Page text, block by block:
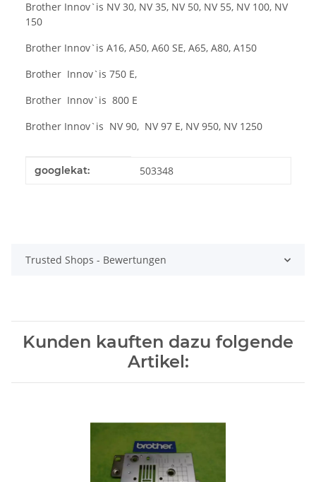
Brother Innov`is NV 30, NV 35, NV 50, NV 55, NV 100, NV
150
Brother Innov`is A16, A50, A60 SE, A65, A80, A150
Brother Innov`is 750 E,
Brother Innov`is 800 E
Brother Innov`is NV 90, NV 97 E, NV 950, NV 1250
Produkteigenschaft
Wert
googlekat: 503348
Trusted Shops - Bewertungen
Kunden kauften dazu folgende
Artikel: